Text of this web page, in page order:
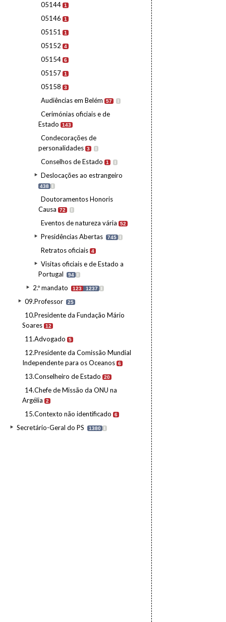
05144 1
05146 1
05151 1
05152 4
05154 6
05157 1
05158 3
Audiências em Belém 57 I
Cerimónias oficiais e de
Estado
143
Condecorações de
personalidades 3 I
Conselhos de Estado 1 I
Deslocações ao estrangeiro
438 I
Doutoramentos Honoris
Causa
72 I
Eventos de natureza vária 52
Presidências Abertas 745 I
Retratos oficiais 4
Visitas oficiais e de Estado a
Portugal
94 I
2.º mandato 123 1237 I
09.Professor 25
10.Presidente da Fundação Mário
Soares 12
11.Advogado 5
12.Presidente da Comissão Mundial
Independente para os Oceanos 6
13.Conselheiro de Estado 20
14.Chefe de Missão da ONU na
Argélia
2
15.Contexto não identificado 6
Secretário-Geral do PS 1380 I